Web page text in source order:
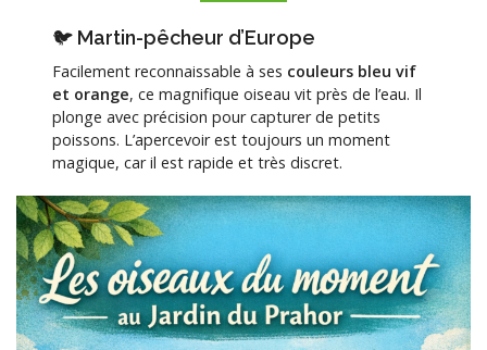
🐦 Martin-pêcheur d’Europe
Facilement reconnaissable à ses couleurs bleu vif
et orange, ce magnifique oiseau vit près de l’eau. Il
plonge avec précision pour capturer de petits
poissons. L’apercevoir est toujours un moment
magique, car il est rapide et très discret.